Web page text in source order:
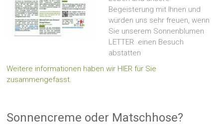
Begeisterung mit Ihnen und
würden uns sehr freuen, wenn
Sie unserem Sonnenblumen
LETTER einen Besuch
abstatten
Weitere informationen haben wir HIER für Sie
zusammengefasst.
Sonnencreme oder Matschhose?